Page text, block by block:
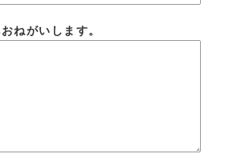
ねがいします。